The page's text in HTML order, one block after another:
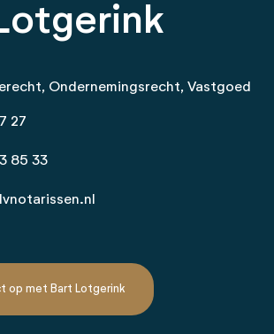
, Ondernemingsrecht, Vastgoed
27
85 33
op met Bart Lotgerink